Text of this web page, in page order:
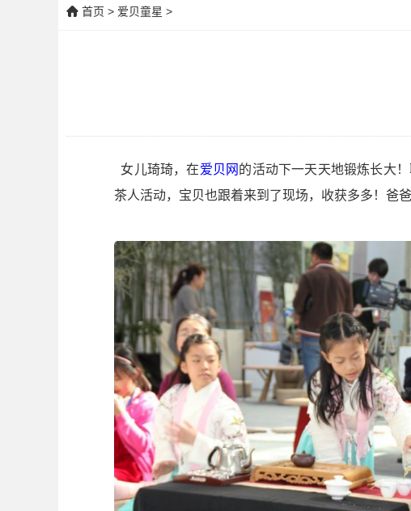
首页 > 爱贝童星 >
女儿琦琦，在爱贝网 的活动下一天天地锻炼长大
茶人活动，宝贝也跟着来到了现场，收获多多！爸